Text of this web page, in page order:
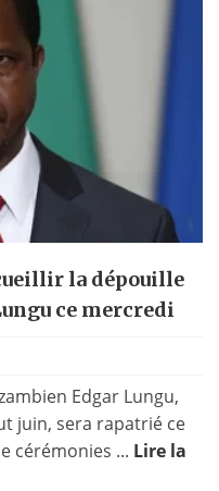
la dépouille
ce mercredi
Edgar Lungu,
juin, sera rapatrié ce
cérémonies ... Lire la